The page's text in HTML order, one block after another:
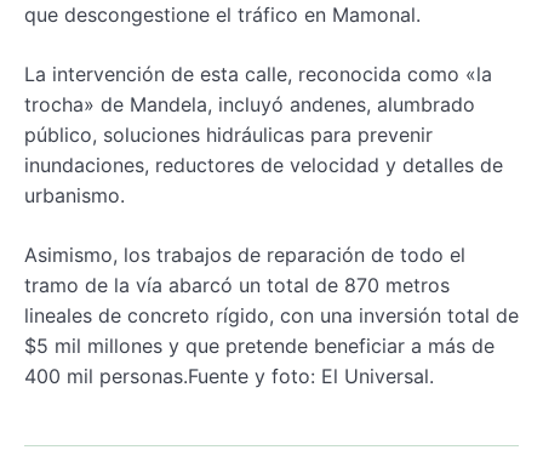
que descongestione el tráfico en Mamonal.
La intervención de esta calle, reconocida como «la
trocha» de Mandela, incluyó andenes, alumbrado
público, soluciones hidráulicas para prevenir
inundaciones, reductores de velocidad y detalles de
urbanismo.
Asimismo, los trabajos de reparación de todo el
tramo de la vía abarcó un total de 870 metros
lineales de concreto rígido, con una inversión total de
$5 mil millones y que pretende beneficiar a más de
400 mil personas.Fuente y foto: El Universal.